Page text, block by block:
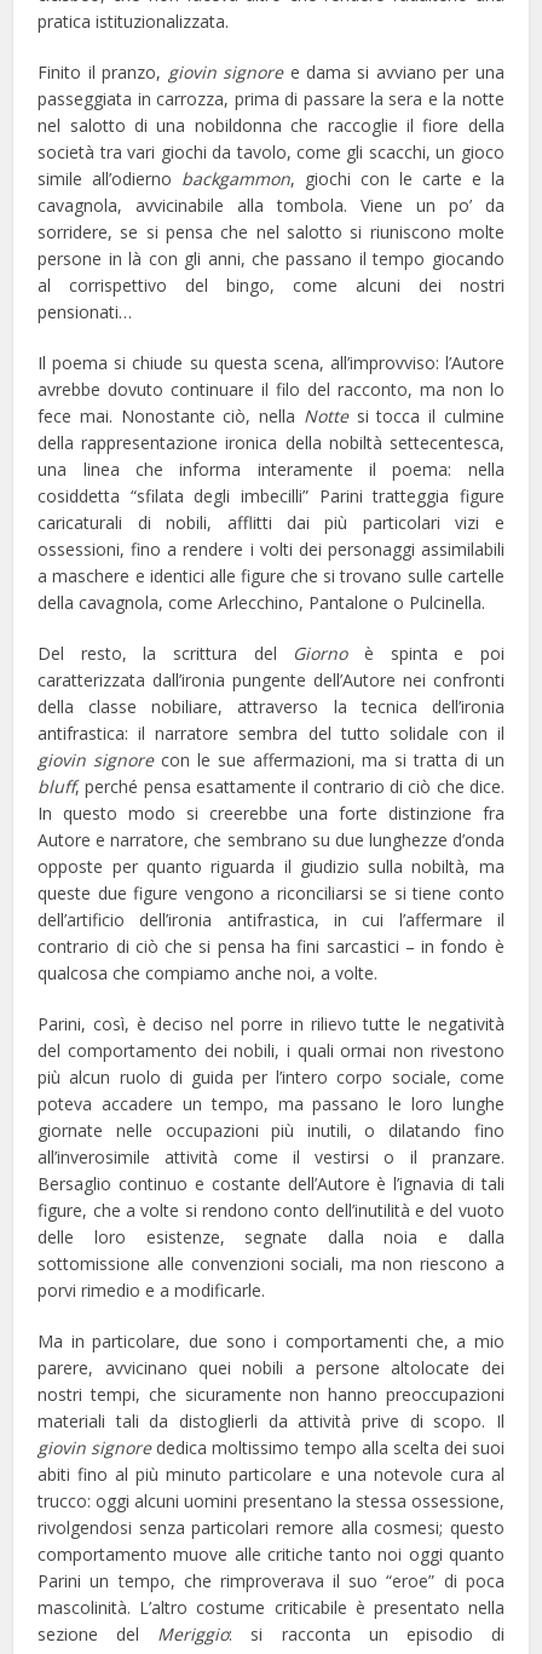
pratica istituzionalizzata.
Finito il pranzo, giovin signoree dama si avviano per una
passeggiata in carrozza, prima di passare la sera e la notte
nel salotto di una nobildonna che raccoglie il fiore della
società tra vari giochi da tavolo, come gli scacchi, un gioco
simile all’odierno backgammon, giochi con le carte e la
cavagnola, avvicinabile alla tombola. Viene un po’ da
sorridere, se si pensa che nel salotto si riuniscono molte
persone in là con gli anni, che passano il tempo giocando
al corrispettivo del bingo, come alcuni dei nostri
pensionati…
Il poema si chiude su questa scena, all’improvviso: l’Autore
avrebbe dovuto continuare il filo del racconto, ma non lo
fece mai. Nonostante ciò, nella Nottesi tocca il culmine
della rappresentazione ironica della nobiltà settecentesca,
una linea che informa interamente il poema: nella
cosiddetta “sfilata degli imbecilli” Parini tratteggia figure
caricaturali di nobili, afflitti dai più particolari vizi e
ossessioni, fino a rendere i volti dei personaggi assimilabili
a maschere e identici alle figure che si trovano sulle cartelle
della cavagnola, come Arlecchino, Pantalone o Pulcinella.
Del resto, la scrittura del Giornoè spinta e poi
caratterizzata dall’ironia pungente dell’Autore nei confronti
della classe nobiliare, attraverso la tecnica dell’ironia
antifrastica: il narratore sembra del tutto solidale con il
giovin signorecon le sue affermazioni, ma si tratta di un
bluff, perché pensa esattamente il contrario di ciò che dice.
In questo modo si creerebbe una forte distinzione fra
Autore e narratore, che sembrano su due lunghezze d’onda
opposte per quanto riguarda il giudizio sulla nobiltà, ma
queste due figure vengono a riconciliarsi se si tiene conto
dell’artificio dell’ironia antifrastica, in cui l’affermare il
contrario di ciò che si pensa ha fini sarcastici – in fondo è
qualcosa che compiamo anche noi, a volte.
Parini, così, è deciso nel porre in rilievo tutte le negatività
del comportamento dei nobili, i quali ormai non rivestono
più alcun ruolo di guida per l’intero corpo sociale, come
poteva accadere un tempo, ma passano le loro lunghe
giornate nelle occupazioni più inutili, o dilatando fino
all’inverosimile attività come il vestirsi o il pranzare.
Bersaglio continuo e costante dell’Autore è l’ignavia di tali
figure, che a volte si rendono conto dell’inutilità e del vuoto
delle loro esistenze, segnate dalla noia e dalla
sottomissione alle convenzioni sociali, ma non riescono a
porvi rimedio e a modificarle.
Ma in particolare, due sono i comportamenti che, a mio
parere, avvicinano quei nobili a persone altolocate dei
nostri tempi, che sicuramente non hanno preoccupazioni
materiali tali da distoglierli da attività prive di scopo. Il
giovin signorededica moltissimo tempo alla scelta dei suoi
abiti fino al più minuto particolare e una notevole cura al
trucco: oggi alcuni uomini presentano la stessa ossessione,
rivolgendosi senza particolari remore alla cosmesi; questo
comportamento muove alle critiche tanto noi oggi quanto
Parini un tempo, che rimproverava il suo “eroe” di poca
mascolinità. L’altro costume criticabile è presentato nella
sezione del Meriggio: si racconta un episodio di